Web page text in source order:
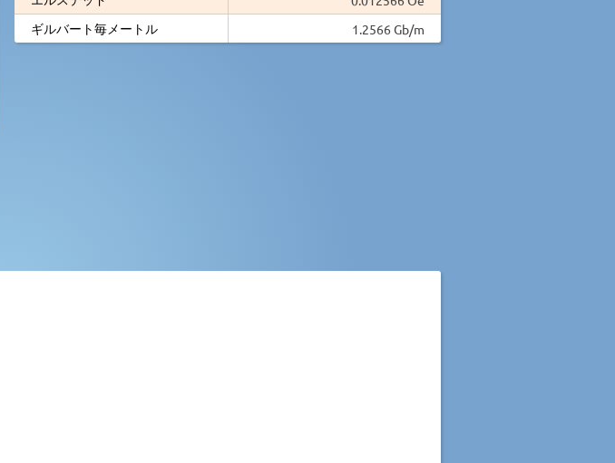
ギルバート毎メートル
1.2566 Gb/m